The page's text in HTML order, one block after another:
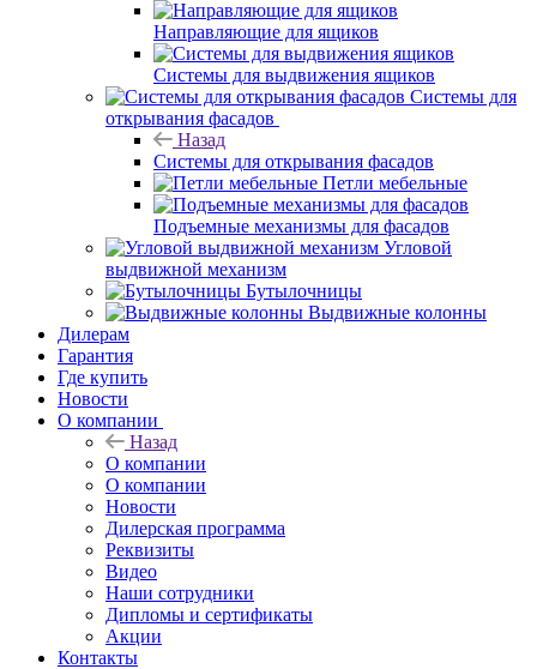
Направляющие для ящиков
Системы для выдвижения ящиков
Системы для
открывания фасадов
Назад
Системы для открывания фасадов
Петли мебельные
Подъемные механизмы для фасадов
Угловой
выдвижной механизм
Бутылочницы
Выдвижные колонны
Дилерам
Гарантия
Где купить
Новости
О компании
Назад
О компании
О компании
Новости
Дилерская программа
Реквизиты
Видео
Наши сотрудники
Дипломы и сертификаты
Акции
Контакты